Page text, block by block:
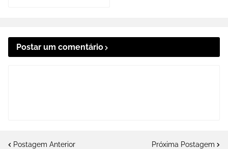
Postar um comentário
Postagem Anterior Próxima Postagem